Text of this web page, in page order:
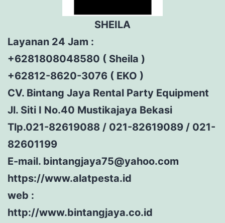
SHEILA
Layanan 24 Jam :
+6281808048580 ( Sheila )
+62812-8620-3076 ( EKO )
CV. Bintang Jaya Rental Party Equipment
Jl. Siti I No.40 Mustikajaya Bekasi
Tlp.021-82619088 / 021-82619089 / 021-
82601199
E-mail. bintangjaya75@yahoo.com
https://www.alatpesta.id
web :
http://www.bintangjaya.co.id